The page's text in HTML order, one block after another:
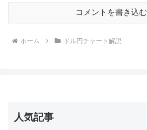
コメントを書き込む
ホーム ドル円チャート解説
人気記事